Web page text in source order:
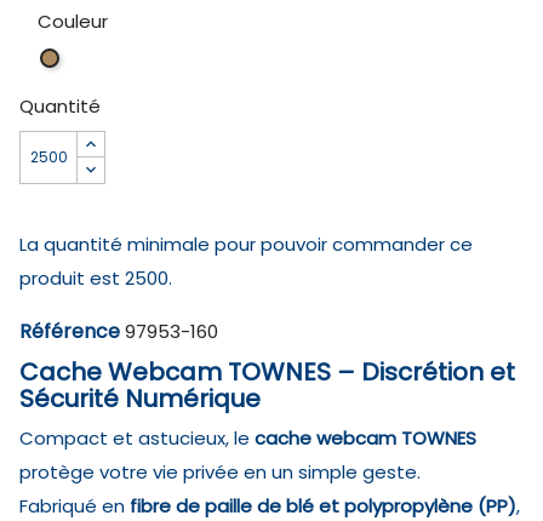
Couleur
Naturel
Quantité
La quantité minimale pour pouvoir commander ce
produit est 2500.
Référence97953-160
Cache Webcam TOWNES – Discrétion et
Sécurité Numérique
Compact et astucieux, le cache webcam TOWNES
protège votre vie privée en un simple geste.
Fabriqué en fibre de paille de blé et polypropylène (PP),